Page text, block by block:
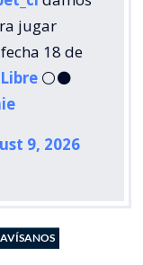
jugar
18 de
⚪⚫
9, 2026
AVÍSANOS